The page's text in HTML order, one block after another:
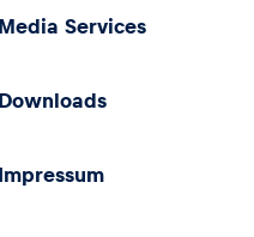
Media Services
Downloads
Impressum